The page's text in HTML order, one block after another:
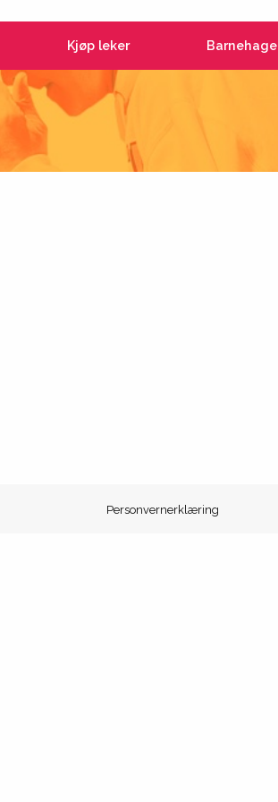
Kjøp leker Barnehage
Personvernerklæring